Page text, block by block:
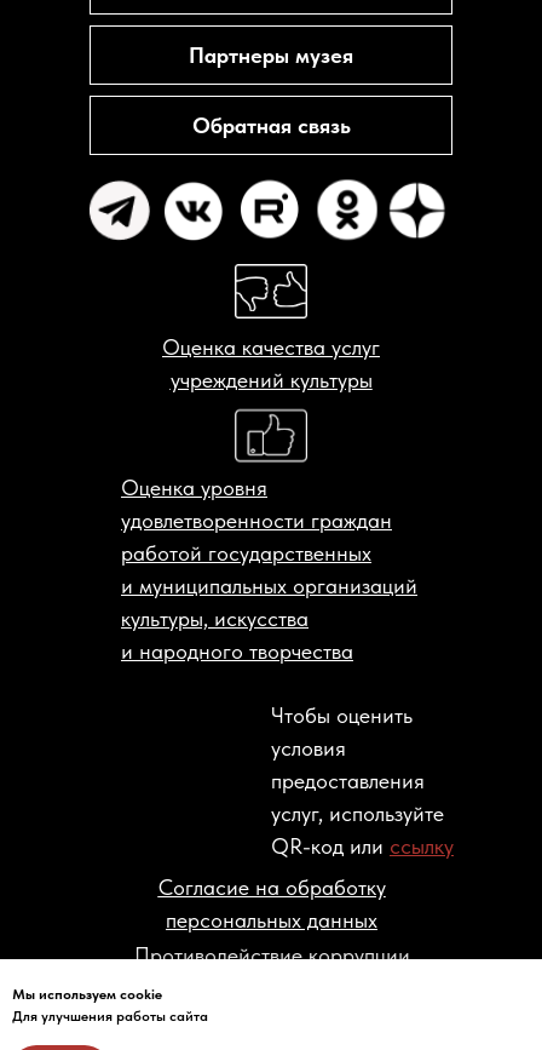
Оценка качества услуг
учреждений культуры
Обратная связь
Партнеры музея
© 2004-2026 ГОСУДАРСТВЕННЫЙ
Согласие на обработку
персональных данных
Противодействие коррупции
Чтобы оценить
условия
предоставления
услуг, используйте
QR-код или ссылку
Оценка уровня
удовлетворенности граждан
работой государственных
и муниципальных организаций
культуры, искусства
и народного творчества
Мы используем cookie
Для улучшения работы сайта